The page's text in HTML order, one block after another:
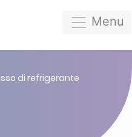
Menu
di refrigerante